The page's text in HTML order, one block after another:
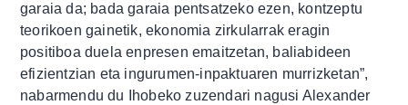
garaia da; bada garaia pentsatzeko ezen, kontzeptu
teorikoen gainetik, ekonomia zirkularrak eragin
positiboa duela enpresen emaitzetan, baliabideen
efizientzian eta ingurumen-inpaktuaren murrizketan”,
nabarmendu du Ihobeko zuzendari nagusi Alexander